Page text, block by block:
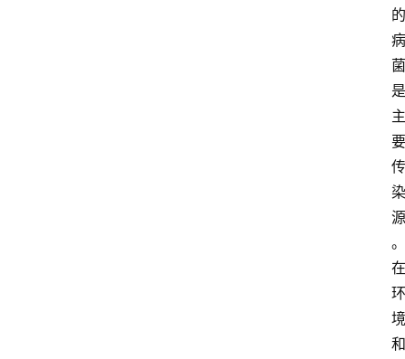
的
病
菌
是
主
要
传
染
源
。
在
环
境
和